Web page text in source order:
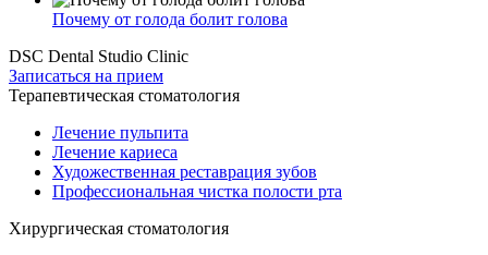
Почему от голода болит голова
DSC Dental Studio Clinic
Записаться на прием
Терапевтическая стоматология
Лечение пульпита
Лечение кариеса
Художественная реставрация зубов
Профессиональная чистка полости рта
Хирургическая стоматология